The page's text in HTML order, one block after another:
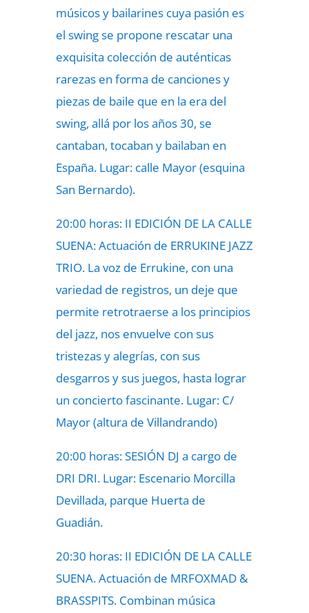
músicos y bailarines cuya pasión es
el swing se propone rescatar una
exquisita colección de auténticas
rarezas en forma de canciones y
piezas de baile que en la era del
swing, allá por los años 30, se
cantaban, tocaban y bailaban en
España. Lugar: calle Mayor (esquina
San Bernardo).
20:00 horas: II EDICIÓN DE LA CALLE
SUENA: Actuación de ERRUKINE JAZZ
TRIO. La voz de Errukine, con una
variedad de registros, un deje que
permite retrotraerse a los principios
del jazz, nos envuelve con sus
tristezas y alegrías, con sus
desgarros y sus juegos, hasta lograr
un concierto fascinante. Lugar: C/
Mayor (altura de Villandrando)
20:00 horas: SESIÓN DJ a cargo de
DRI DRI. Lugar: Escenario Morcilla
Devillada, parque Huerta de
Guadián.
20:30 horas: II EDICIÓN DE LA CALLE
SUENA. Actuación de MRFOXMAD &
BRASSPITS. Combinan música